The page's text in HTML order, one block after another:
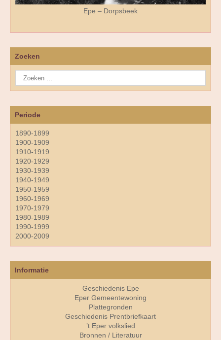
Epe – Dorpsbeek
Zoeken
Periode
1890-1899
1900-1909
1910-1919
1920-1929
1930-1939
1940-1949
1950-1959
1960-1969
1970-1979
1980-1989
1990-1999
2000-2009
Informatie
Geschiedenis Epe
Eper Gemeentewoning
Plattegronden
Geschiedenis Prentbriefkaart
’t Eper volkslied
Bronnen / Literatuur